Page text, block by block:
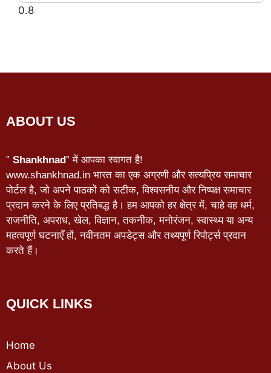
ABOUT US
” Shankhnad” में आपका स्वागत है!
www.shankhnad.in भारत का एक अग्रणी और सत्यप्रिय समाचार
पोर्टल है, जो अपने पाठकों को सटीक, विश्वसनीय और निष्पक्ष समाचार
प्रदान करने के लिए प्रतिबद्ध है। हम आपको हर क्षेत्र में, चाहे वह धर्म,
राजनीति, अपराध, खेल, विज्ञान, तकनीक, मनोरंजन, स्वास्थ्य या अन्य
महत्वपूर्ण घटनाएँ हों, नवीनतम अपडेट्स और तथ्यपूर्ण रिपोर्ट्स प्रदान
करते हैं।
QUICK LINKS
Home
About Us